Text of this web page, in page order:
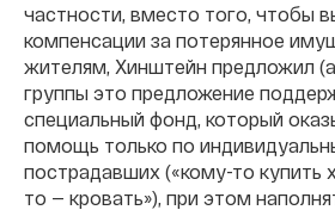
частности, вместо того, чтобы
компенсации за потерянное
жителям, Хинштейн предложил
группы это предложение
специальный фонд, который
помощь только по
пострадавших («кому-то купить
то — кровать»), при этом